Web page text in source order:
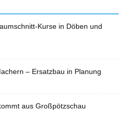
Kurse in Döben und
– Ersatzbau in Planung
aus Großpötzschau